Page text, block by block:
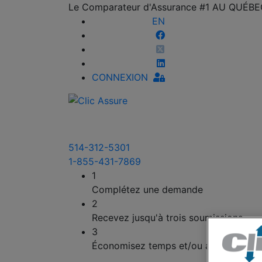
Le Comparateur d'Assurance #1 AU
EN
CONNEXION
514-312-5301
1-855-431-7869
1
Complétez une demande
2
Recevez jusqu'à trois soumissions
3
Économisez temps et/ou argent